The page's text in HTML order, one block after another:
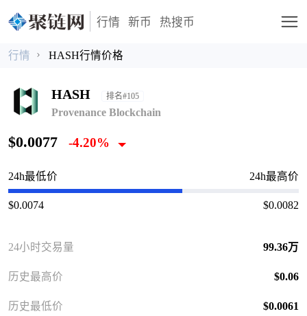
行情 新币 热搜币
行情 HASH行情价格
HASH 排名#105
Provenance Blockchain
$0.0077 -4.20%
24h最低价 24h最高价
$0.0074 $0.0082
24小时交易量 99.36万
历史最高价 $0.06
历史最低价 $0.0061